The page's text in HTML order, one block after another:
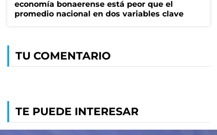
economía bonaerense está peor que el
promedio nacional en dos variables clave
TU COMENTARIO
TE PUEDE INTERESAR